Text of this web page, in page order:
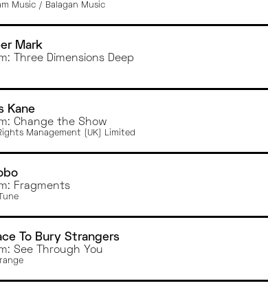
Music / Balagan Music
Mark
Three Dimensions Deep
Kane
Change the Show
Management (UK) Limited
Fragments
To Bury Strangers
See Through You